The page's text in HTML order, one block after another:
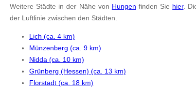
Weitere Städte in der Nähe von Hungen finden Sie hier.
der Luftlinie zwischen den Städten.
Lich (ca. 4 km)
Münzenberg (ca. 9 km)
Nidda (ca. 10 km)
Grünberg (Hessen) (ca. 13 km)
Florstadt (ca. 18 km)